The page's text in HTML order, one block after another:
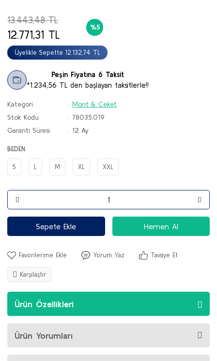
13.443,48 TL
12.771,31 TL
Üyelikle Sepette 12.132,74 TL
%5
Peşin Fiyatına 6 Taksit
*1.234,56 TL den başlayan taksitlerle!!
Kategori
Mont & Ceket
Stok Kodu
78035.019
Garanti Süresi
12 Ay
BEDEN
S L M XL XXL
Sepete Ekle Hemen Al
Yorum Yaz Tavsiye Et
Karşılaştır
Ürün Özellikleri
Ürün Yorumları